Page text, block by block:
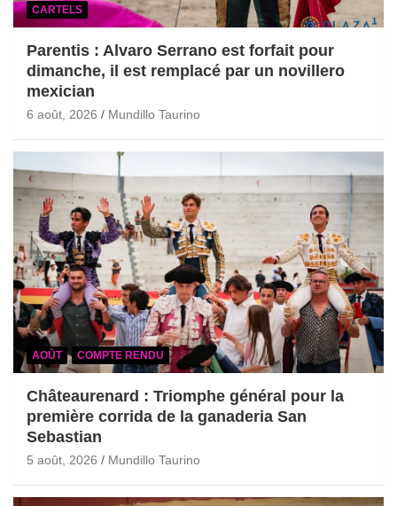
CARTELS
Parentis : Alvaro Serrano est forfait pour
dimanche, il est remplacé par un novillero
mexician
6 août, 2026 Mundillo Taurino
AOÛT COMPTE RENDU
Châteaurenard : Triomphe général pour la
première corrida de la ganaderia San
Sebastian
5 août, 2026 Mundillo Taurino